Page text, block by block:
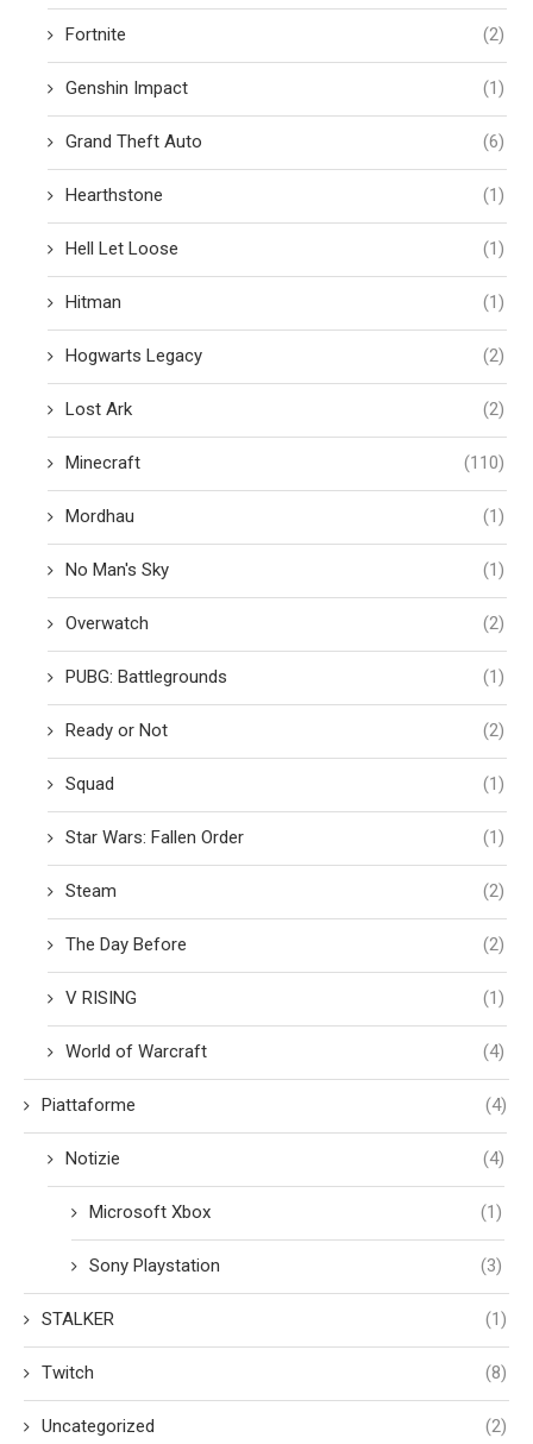
Fortnite (2)
Genshin Impact (1)
Grand Theft Auto (6)
Hearthstone (1)
Hell Let Loose (1)
Hitman (1)
Hogwarts Legacy (2)
Lost Ark (2)
Minecraft (110)
Mordhau (1)
No Man's Sky (1)
Overwatch (2)
PUBG: Battlegrounds (1)
Ready or Not (2)
Squad (1)
Star Wars: Fallen Order (1)
Steam (2)
The Day Before (2)
V RISING (1)
World of Warcraft (4)
Piattaforme (4)
Notizie (4)
Microsoft Xbox (1)
Sony Playstation (3)
STALKER (1)
Twitch (8)
Uncategorized (2)